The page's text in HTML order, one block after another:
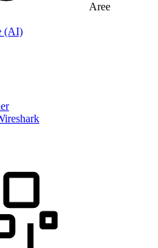
Aree
(AI)